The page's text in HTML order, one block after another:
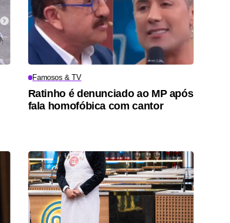
Famosos & TV
Ratinho é denunciado ao MP após
fala homofóbica com cantor